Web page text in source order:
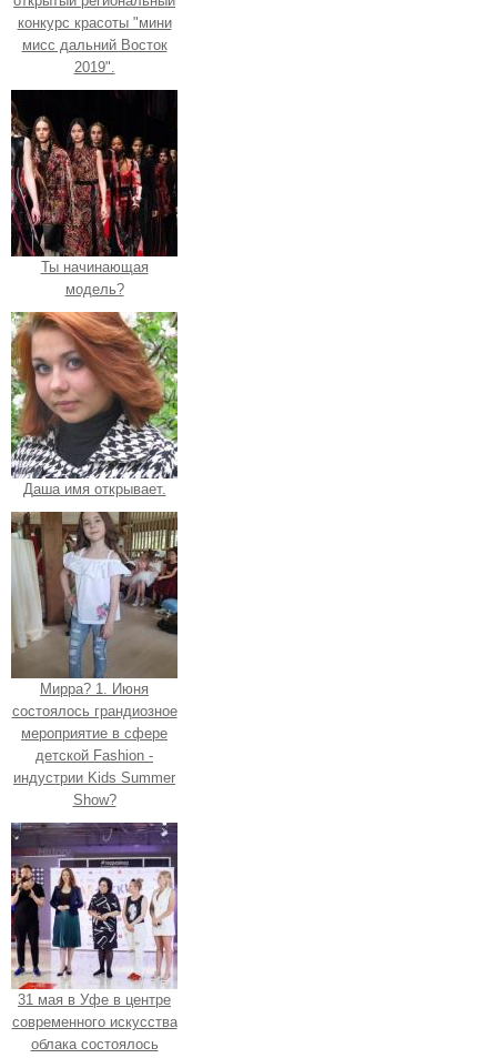
конкурс красоты "мини
мисс дальний Восток
2019".
Ты начинающая
модель?
Даша имя открывает.
Мирра? 1. Июня
состоялось грандиозное
мероприятие в сфере
детской Fashion -
индустрии Kids Summer
Show?
31 мая в Уфе в центре
современного искусства
облака состоялось